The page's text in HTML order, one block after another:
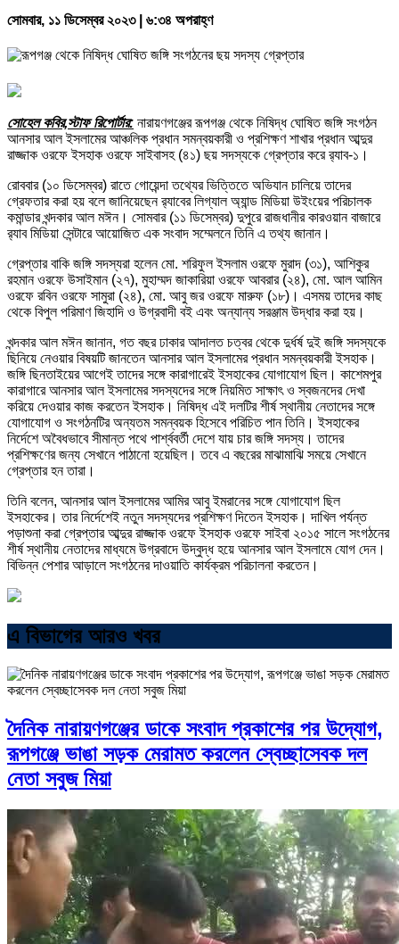
সোমবার, ১১ ডিসেম্বর ২০২৩ | ৬:৩৪ অপরাহ্ণ
সোহেল কবির,স্টাফ রিপোর্টার: নারায়ণগঞ্জের রূপগঞ্জ থেকে নিষিদ্ধ ঘোষিত জঙ্গি সংগঠন
আনসার আল ইসলামের আঞ্চলিক প্রধান সমন্বয়কারী ও প্রশিক্ষণ শাখার প্রধান আব্দুর
রাজ্জাক ওরফে ইসহাক ওরফে সাইবাসহ (৪১) ছয় সদস্যকে গ্রেপ্তার করে র‍্যাব-১।
রোববার (১০ ডিসেম্বর) রাতে গোয়েন্দা তথ্যের ভিত্তিতে অভিযান চালিয়ে তাদের
গ্রেফতার করা হয় বলে জানিয়েছেন র‍্যাবের লিগ্যাল অ্যান্ড মিডিয়া উইংয়ের পরিচালক
কমান্ডার খন্দকার আল মঈন। সোমবার (১১ ডিসেম্বর) দুপুরে রাজধানীর কারওয়ান বাজারে
র‍্যাব মিডিয়া সেন্টারে আয়োজিত এক সংবাদ সম্মেলনে তিনি এ তথ্য জানান।
গ্রেপ্তার বাকি জঙ্গি সদস্যরা হলেন মো. শরিফুল ইসলাম ওরফে মুরাদ (৩১), আশিকুর
রহমান ওরফে উসাইমান (২৭), মুহাম্মদ জাকারিয়া ওরফে আবরার (২৪), মো. আল আমিন
ওরফে রবিন ওরফে সামুরা (২৪), মো. আবু জর ওরফে মারুফ (১৮)। এসময় তাদের কাছ
থেকে বিপুল পরিমাণ জিহাদি ও উগ্রবাদী বই এবং অন্যান্য সরঞ্জাম উদ্ধার করা হয়।
খন্দকার আল মঈন জানান, গত বছর ঢাকার আদালত চত্বর থেকে দুর্ধর্ষ দুই জঙ্গি সদস্যকে
ছিনিয়ে নেওয়ার বিষয়টি জানতেন আনসার আল ইসলামের প্রধান সমন্বয়কারী ইসহাক।
জঙ্গি ছিনতাইয়ের আগেই তাদের সঙ্গে কারাগারেই ইসহাকের যোগাযোগ ছিল। কাশেমপুর
কারাগারে আনসার আল ইসলামের সদস্যদের সঙ্গে নিয়মিত সাক্ষাৎ ও স্বজনদের দেখা
করিয়ে দেওয়ার কাজ করতেন ইসহাক। নিষিদ্ধ এই দলটির শীর্ষ স্থানীয় নেতাদের সঙ্গে
যোগাযোগ ও সংগঠনটির অন্যতম সমন্বয়ক হিসেবে পরিচিত পান তিনি। ইসহাকের
নির্দেশে অবৈধভাবে সীমান্ত পথে পার্শ্ববর্তী দেশে যায় চার জঙ্গি সদস্য। তাদের
প্রশিক্ষণের জন্য সেখানে পাঠানো হয়েছিল। তবে এ বছরের মাঝামাঝি সময়ে সেখানে
গ্রেপ্তার হন তারা।
তিনি বলেন, আনসার আল ইসলামের আমির আবু ইমরানের সঙ্গে যোগাযোগ ছিল
ইসহাকের। তার নির্দেশেই নতুন সদস্যদের প্রশিক্ষণ দিতেন ইসহাক। দাখিল পর্যন্ত
পড়াশুনা করা গ্রেপ্তার আব্দুর রাজ্জাক ওরফে ইসহাক ওরফে সাইবা ২০১৫ সালে সংগঠনের
শীর্ষ স্থানীয় নেতাদের মাধ্যমে উগ্রবাদে উদ্বুদ্ধ হয়ে আনসার আল ইসলামে যোগ দেন।
বিভিন্ন পেশার আড়ালে সংগঠনের দাওয়াতি কার্যক্রম পরিচালনা করতেন।
এ বিভাগের আরও খবর
দৈনিক নারায়ণগঞ্জের ডাকে সংবাদ প্রকাশের পর উদ্যোগ,
রূপগঞ্জে ভাঙা সড়ক মেরামত করলেন স্বেচ্ছাসেবক দল
নেতা সবুজ মিয়া